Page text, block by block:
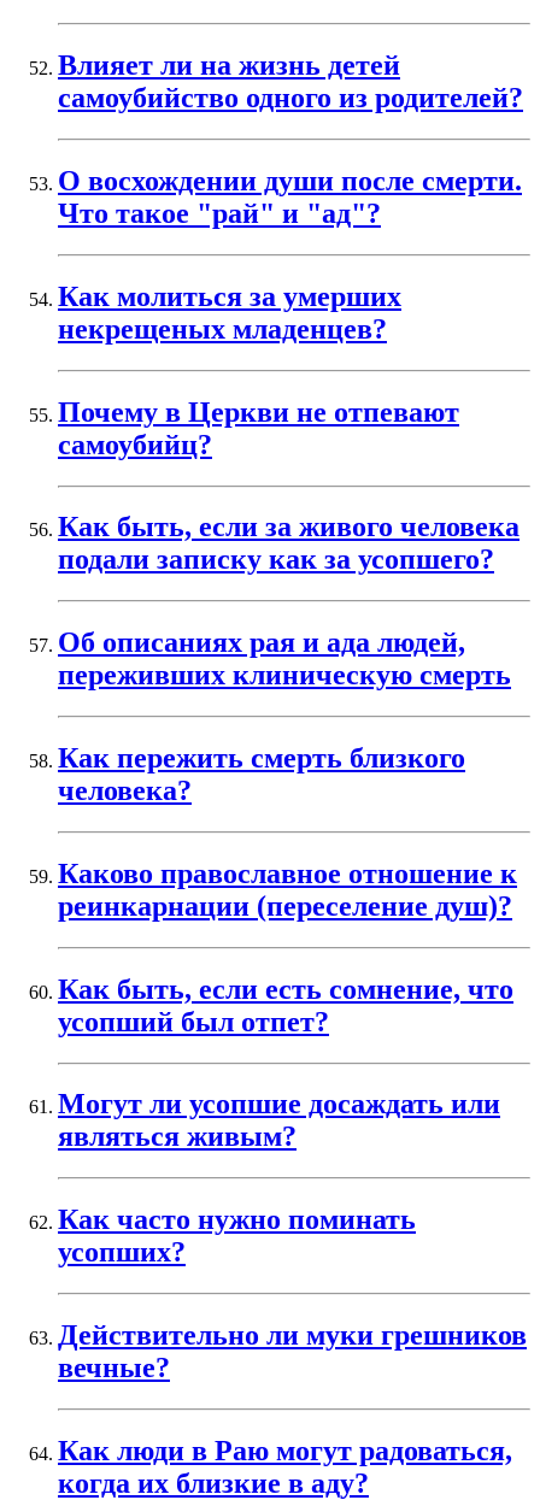
Влияет ли на жизнь детей
самоубийство одного из родителей?
О восхождении души после смерти.
Что такое "рай" и "ад"?
Как молиться за умерших
некрещеных младенцев?
Почему в Церкви не отпевают
самоубийц?
Как быть, если за живого человека
подали записку как за усопшего?
Об описаниях рая и ада людей,
переживших клиническую смерть
Как пережить смерть близкого
человека?
Каково православное отношение к
реинкарнации (переселение душ)?
Как быть, если есть сомнение, что
усопший был отпет?
Могут ли усопшие досаждать или
являться живым?
Как часто нужно поминать
усопших?
Действительно ли муки грешников
вечные?
Как люди в Раю могут радоваться,
когда их близкие в аду?